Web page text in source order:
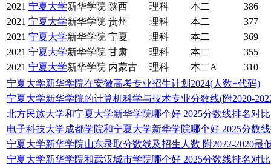
2021 宁夏大学新华学院 陕西 理科 本二
386
2021 宁夏大学新华学院 贵州 理科 本二
377
2021 宁夏大学新华学院 宁夏 理科 本二
369
2021 宁夏大学新华学院 甘肃 理科 本二
355
2021 宁夏大学新华学院 内蒙古 理科 本二A
310
宁夏大学新华学院在安徽高考专业招生计划2024(人数+代码)
宁夏大学新华学院的计算机科学与技术专业分数线(附2020-
北方民族大学和宁夏大学新华学院哪个好 2025分数线排名对比
电子科技大学成都学院和宁夏大学新华学院哪个好 2025分数
宁夏大学新华学院山东录取分数线及招生人数 附2022-2020最
宁夏大学新华学院和武汉城市学院哪个好 2025分数线排名对比